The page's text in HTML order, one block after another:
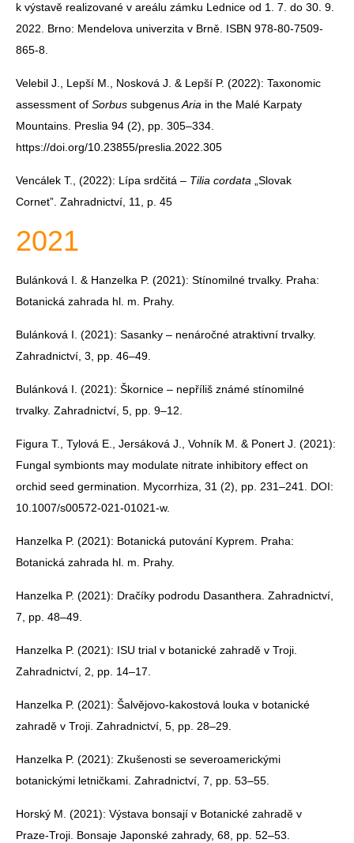
k výstavě realizované v areálu zámku Lednice od 1. 7. do 30. 9.
2022. Brno: Mendelova univerzita v Brně. ISBN 978-80-7509-
865-8.
Velebil J., Lepší M., Nosková J. & Lepší P. (2022): Taxonomic
assessment of Sorbus subgenusAria in the Malé Karpaty
Mountains. Preslia 94 (2), pp. 305–334.
https://doi.org/10.23855/preslia.2022.305
Vencálek T., (2022): Lípa srdčitá – Tilia cordata „Slovak
Cornet”. Zahradnictví, 11, p. 45
2021
Bulánková I. & Hanzelka P. (2021): Stínomilné trvalky. Praha:
Botanická zahrada hl. m. Prahy.
Bulánková I. (2021): Sasanky – nenáročné atraktivní trvalky.
Zahradnictví, 3, pp. 46–49.
Bulánková I. (2021): Škornice – nepříliš známé stínomilné
trvalky. Zahradnictví, 5, pp. 9–12.
Figura T., Tylová E., Jersáková J., Vohník M. & Ponert J. (2021):
Fungal symbionts may modulate nitrate inhibitory effect on
orchid seed germination. Mycorrhiza, 31 (2), pp. 231–241. DOI:
10.1007/s00572-021-01021-w.
Hanzelka P. (2021): Botanická putování Kyprem. Praha:
Botanická zahrada hl. m. Prahy.
Hanzelka P. (2021): Dračíky podrodu Dasanthera. Zahradnictví,
7, pp. 48–49.
Hanzelka P. (2021): ISU trial v botanické zahradě v Troji.
Zahradnictví, 2, pp. 14–17.
Hanzelka P. (2021): Šalvějovo-kakostová louka v botanické
zahradě v Troji. Zahradnictví, 5, pp. 28–29.
Hanzelka P. (2021): Zkušenosti se severoamerickými
botanickými letničkami. Zahradnictví, 7, pp. 53–55.
Horský M. (2021): Výstava bonsají v Botanické zahradě v
Praze-Troji. Bonsaje Japonské zahrady, 68, pp. 52–53.